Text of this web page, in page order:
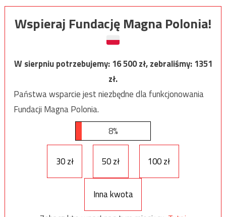
Wspieraj Fundację Magna Polonia!
W sierpniu potrzebujemy:16 500zł, zebraliśmy:1351
zł.
Państwa wsparcie jest niezbędne dla funkcjonowania
Fundacji Magna Polonia.
8%
30 zł 50 zł 100 zł
Inna kwota